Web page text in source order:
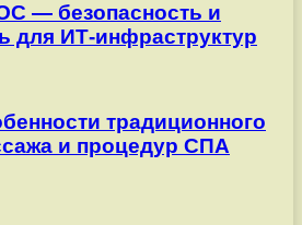
— безопасность и
для ИТ-инфраструктур
традиционного
и процедур СПА